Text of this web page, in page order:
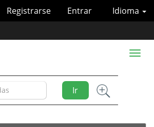
Idioma
Registrarse Entrar
Ir
Toggle